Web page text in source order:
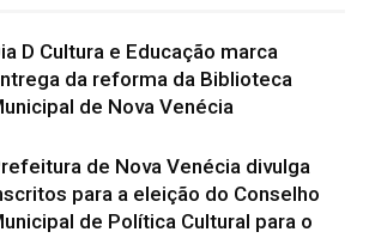
D Cultura e Educação marca
da reforma da Biblioteca
de Nova Venécia
de Nova Venécia divulga
para a eleição do Conselho
de Política Cultural para o